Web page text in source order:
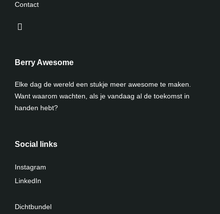
Contact
Berry Awesome
Elke dag de wereld een stukje meer awesome te maken.
Want waarom wachten, als je vandaag al de toekomst in
handen hebt?
Social links
Instagram
LinkedIn
Dichtbundel